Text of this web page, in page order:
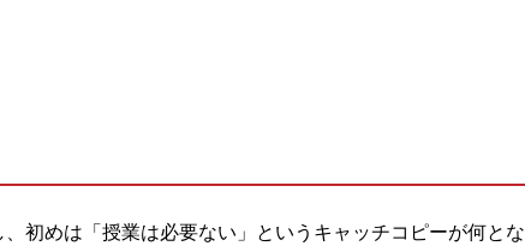
初めは「授業は必要ない」というキャッチコピーが何とな